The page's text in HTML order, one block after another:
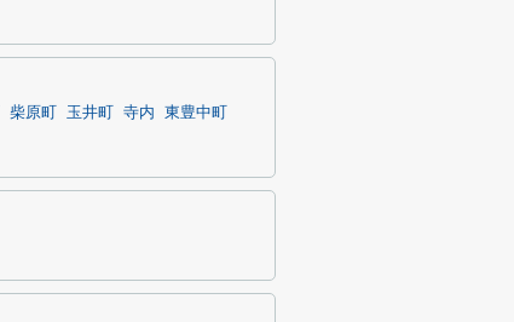
柴原町 玉井町 寺内
東豊中町